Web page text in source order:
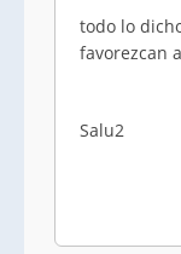
todo lo
favorezcan
Salu2